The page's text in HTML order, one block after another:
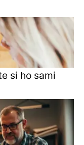
si ho sami